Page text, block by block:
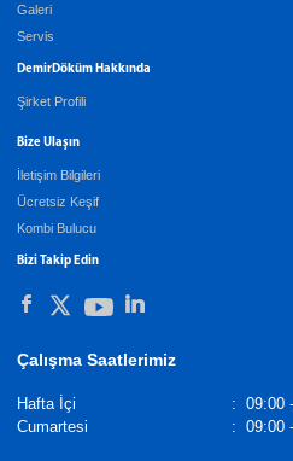
Galeri
Servis
DemirDöküm Hakkında
Şirket Profili
Bize Ulaşın
İletişim Bilgileri
Ücretsiz Keşif
Kombi Bulucu
Bizi Takip Edin
Çalışma Saatlerimiz
Hafta İçi : 09:00
Cumartesi
: 09:00